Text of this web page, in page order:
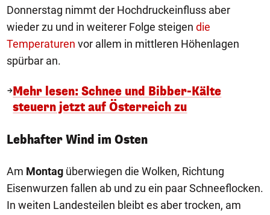
Donnerstag nimmt der Hochdruckeinfluss aber
wieder zu und in weiterer Folge steigen die
Temperaturen vor allem in mittleren Höhenlagen
spürbar an.
Mehr lesen: Schnee und Bibber-Kälte
steuern jetzt auf Österreich zu
Lebhafter Wind im Osten
Am Montag überwiegen die Wolken, Richtung
Eisenwurzen fallen ab und zu ein paar Schneeflocken.
In weiten Landesteilen bleibt es aber trocken, am